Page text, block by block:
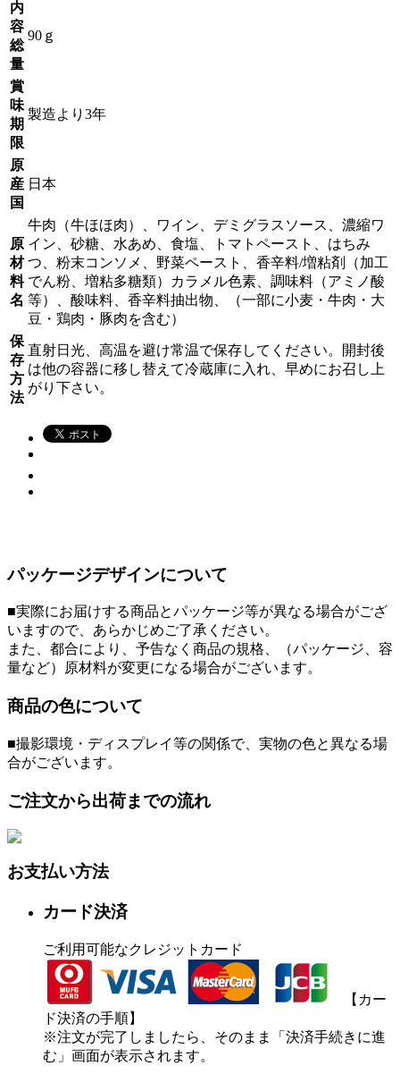
内
容
総
量
90ｇ
賞
味
期
限
製造より3年
原
産
国
日本
原
材
料
名
牛肉（牛ほほ肉）、ワイン、デミグラスソース、濃縮ワ
イン、砂糖、水あめ、食塩、トマトペースト、はちみ
つ、粉末コンソメ、野菜ペースト、香辛料/増粘剤（加工
でん粉、増粘多糖類）カラメル色素、調味料（アミノ酸
等）、酸味料、香辛料抽出物、（一部に小麦・牛肉・大
豆・鶏肉・豚肉を含む）
保
存
方
法
直射日光、高温を避け常温で保存してください。開封後
は他の容器に移し替えて冷蔵庫に入れ、早めにお召し上
がり下さい。
パッケージデザインについて
■実際にお届けする商品とパッケージ等が異なる場合がござ
いますので、あらかじめご了承ください。
また、都合により、予告なく商品の規格、（パッケージ、容
量など）原材料が変更になる場合がございます。
商品の色について
■撮影環境・ディスプレイ等の関係で、実物の色と異なる場
合がございます。
ご注文から出荷までの流れ
お支払い方法
カード決済
ご利用可能なクレジットカード
【カー
ド決済の手順】
※注文が完了しましたら、そのまま「決済手続きに進
む」画面が表示されます。